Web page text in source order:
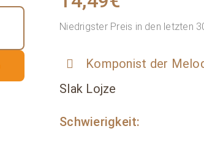
Niedrigster Preis in den letzten
Komponist der
Slak Lojze
Schwierigkeit: